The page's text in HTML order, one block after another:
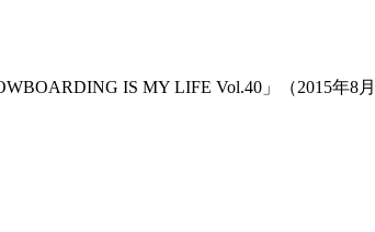
IS MY LIFE Vol.40」（2015年8